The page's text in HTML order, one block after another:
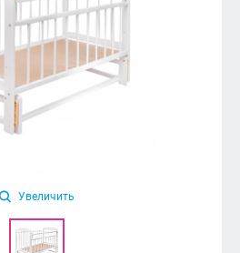
Увеличить